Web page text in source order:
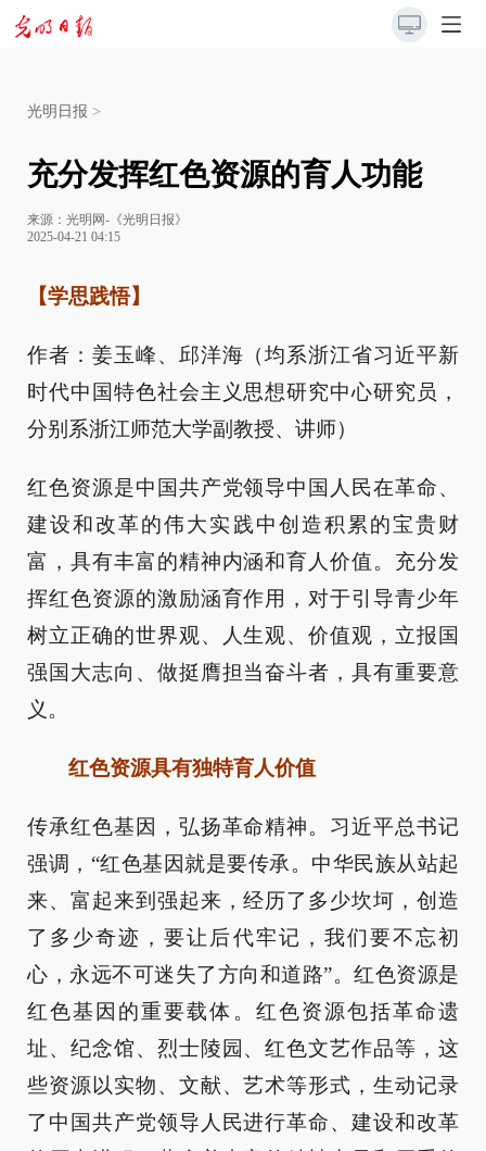
光明日报 >
充分发挥红色资源的育人功能
来源： 光明网-《光明日报》
2025-04-21 04:15
【学思践悟】
作者：姜玉峰、邱洋海（均系浙江省习近平新
时代中国特色社会主义思想研究中心研究员，
分别系浙江师范大学副教授、讲师）
红色资源是中国共产党领导中国人民在革命、
建设和改革的伟大实践中创造积累的宝贵财
富，具有丰富的精神内涵和育人价值。充分发
挥红色资源的激励涵育作用，对于引导青少年
树立正确的世界观、人生观、价值观，立报国
强国大志向、做挺膺担当奋斗者，具有重要意
义。
红色资源具有独特育人价值
传承红色基因，弘扬革命精神。习近平总书记
强调，“红色基因就是要传承。中华民族从站起
来、富起来到强起来，经历了多少坎坷，创造
了多少奇迹，要让后代牢记，我们要不忘初
心，永远不可迷失了方向和道路”。红色资源是
红色基因的重要载体。红色资源包括革命遗
址、纪念馆、烈士陵园、红色文艺作品等，这
些资源以实物、文献、艺术等形式，生动记录
了中国共产党领导人民进行革命、建设和改革